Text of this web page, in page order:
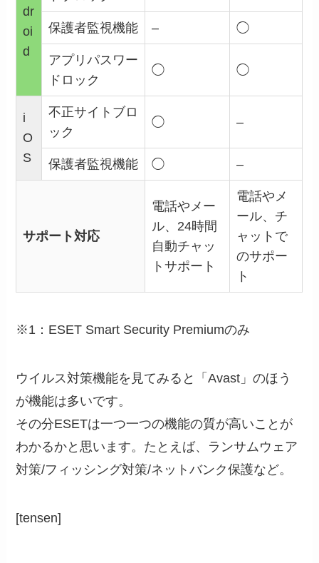
dr
oi
d
保護者監視機能 – ◯
アプリパスワー
ドロック
◯ ◯
i
O
S
不正サイトブロ
ック
◯ –
保護者監視機能 ◯ –
サポート対応
電話やメー
ル、24時間
自動チャッ
トサポート
電話やメ
ール、チ
ャットで
のサポー
ト
※1： ESET Smart Security Premiumのみ
ウイルス対策機能を見てみると「Avast」のほう
が機能は多いです。
その分ESETは一つ一つの機能の質が高いことが
わかるかと思います。たとえば、ランサムウェア
対策/フィッシング対策/ネットバンク保護など。
[tensen]